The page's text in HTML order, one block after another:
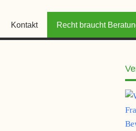
Kontakt Recht braucht